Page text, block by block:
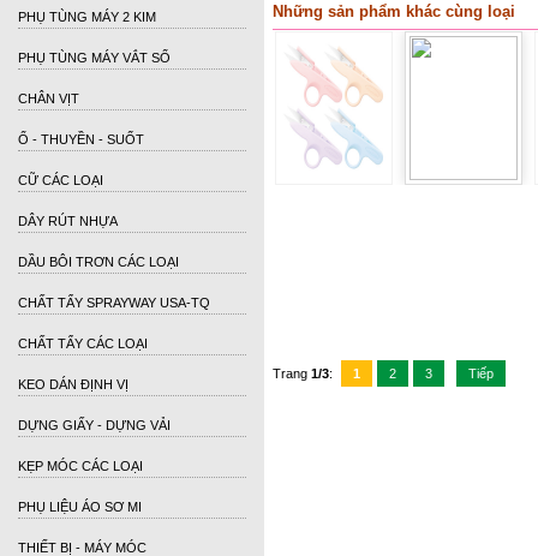
PHỤ TÙNG MÁY 2 KIM
PHỤ TÙNG MÁY VẮT SỔ
CHÂN VỊT
Ổ - THUYỀN - SUỐT
CỮ CÁC LOẠI
DÂY RÚT NHỰA
DẦU BÔI TRƠN CÁC LOẠI
CHẤT TẨY SPRAYWAY USA-TQ
CHẤT TẨY CÁC LOẠI
KEO DÁN ĐỊNH VỊ
DỰNG GIẤY - DỰNG VẢI
KẸP MÓC CÁC LOẠI
PHỤ LIỆU ÁO SƠ MI
THIẾT BỊ - MÁY MÓC
Những sản phẩm khác cùng loại
Trang 1/3: 1 2 3 Tiếp